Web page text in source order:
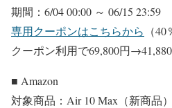
期間：6/04 00:00 ～ 06/15 23:59
専用クーポンはこちらから （40
クーポン利用で69,800円
■ Amazon
対象商品：Air 10 Max（新商品）